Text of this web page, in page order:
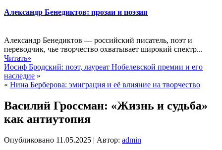
Александр Бенедиктов: прозаи и поэзия
Александр Бенедиктов — российский писатель, поэт и
переводчик, чье творчество охватывает широкий спектр...
Читать»
Иосиф Бродский: поэт, лауреат Нобелевской премии и его
наследие »
« Нина Берберова: эмиграция и её влияние на творчество
Василий Гроссман: «Жизнь и судьба»
как антиутопия
Опубликовано 11.05.2025 | Автор: admin